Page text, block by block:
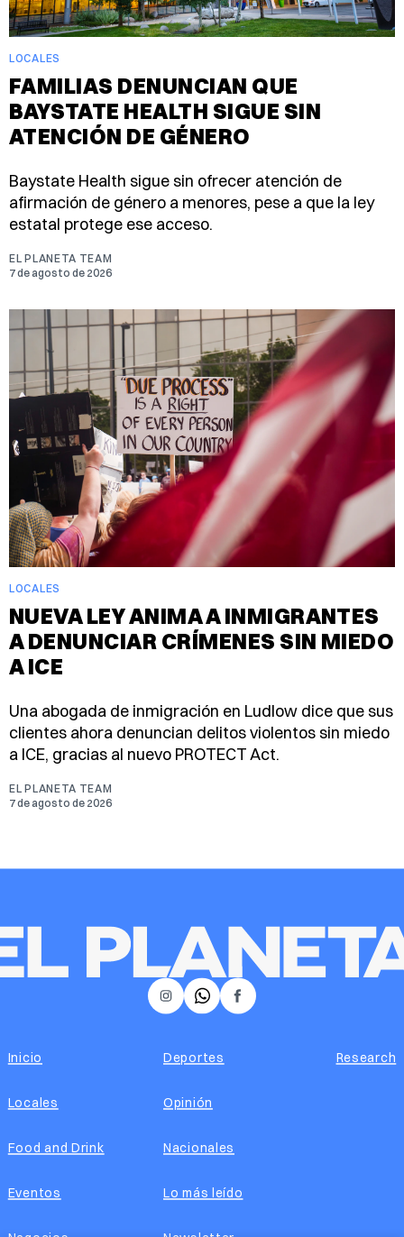
LOCALES
FAMILIAS DENUNCIAN QUE
BAYSTATE HEALTH SIGUE SIN
ATENCIÓN DE GÉNERO
Baystate Health sigue sin ofrecer atención de
afirmación de género a menores, pese a que la ley
estatal protege ese acceso.
EL PLANETA TEAM
7 de agosto de 2026
LOCALES
NUEVA LEY ANIMA A INMIGRANTES
A DENUNCIAR CRÍMENES SIN MIEDO
A ICE
Una abogada de inmigración en Ludlow dice que sus
clientes ahora denuncian delitos violentos sin miedo
a ICE, gracias al nuevo PROTECT Act.
EL PLANETA TEAM
7 de agosto de 2026
𝕏 Facebook
Instagram
Inicio
Locales
Food and Drink
Eventos
Deportes
Opinión
Nacionales
Lo más leído
Research